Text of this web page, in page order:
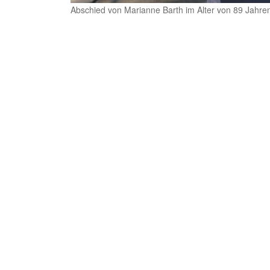
Abschied von Marianne Barth im Alter von 89